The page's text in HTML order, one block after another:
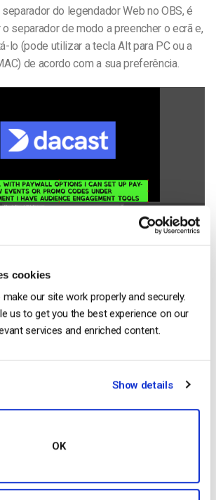
cookies
our site work properly and securely.
us to get you the best experience on our
services and enriched content.
Show details
OK
do legendador Web no OBS, é
separador de modo a preencher o ecrã e,
lo (pode utilizar a tecla Alt para PC ou a
de acordo com a sua preferência.